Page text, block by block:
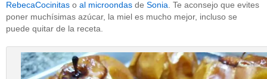
RebecaCocinitas o al microondas de Sonia . Te aconsejo que evites
poner muchísimas azúcar, la miel es mucho mejor, incluso se
puede quitar de la receta.